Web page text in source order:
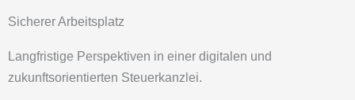
Sicherer Arbeitsplatz
Langfristige Perspektiven in einer digitalen und
zukunftsorientierten Steuerkanzlei.